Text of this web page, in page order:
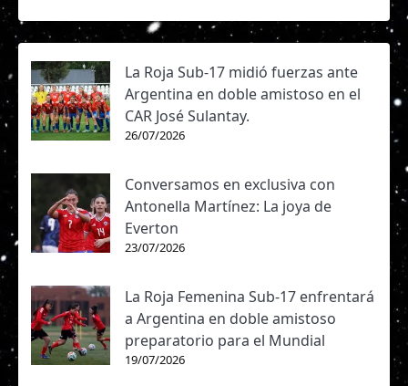
La Roja Sub-17 midió fuerzas ante
Argentina en doble amistoso en el
CAR José Sulantay.
26/07/2026
Conversamos en exclusiva con
Antonella Martínez: La joya de
Everton
23/07/2026
La Roja Femenina Sub-17 enfrentará
a Argentina en doble amistoso
preparatorio para el Mundial
19/07/2026